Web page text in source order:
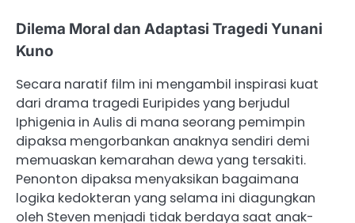
Dilema Moral dan Adaptasi Tragedi Yunani
Kuno
Secara naratif film ini mengambil inspirasi kuat
dari drama tragedi Euripides yang berjudul
Iphigenia in Aulis di mana seorang pemimpin
dipaksa mengorbankan anaknya sendiri demi
memuaskan kemarahan dewa yang tersakiti.
Penonton dipaksa menyaksikan bagaimana
logika kedokteran yang selama ini diagungkan
oleh Steven menjadi tidak berdaya saat anak-